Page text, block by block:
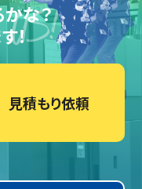
な？
！
見積もり依頼